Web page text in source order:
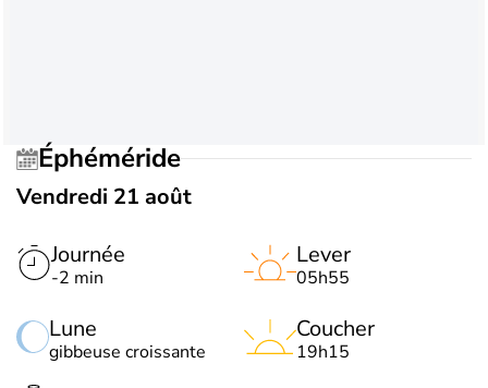
Éphéméride
Vendredi 21 août
Journée
-2 min
Lune
gibbeuse croissante
Lever
05h55
Coucher
19h15